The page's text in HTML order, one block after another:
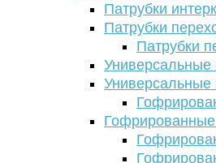
Патрубки
Патрубки
Патрубки
Универсальные
Универсальные
Гофрированные